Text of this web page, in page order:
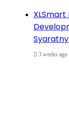
3 weeks ago